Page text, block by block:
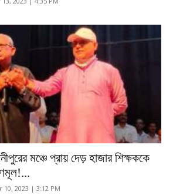
মঞ্চে প্রায় দেড় হাজার শিক্ষককে
10, 2023 | 3:12 PM